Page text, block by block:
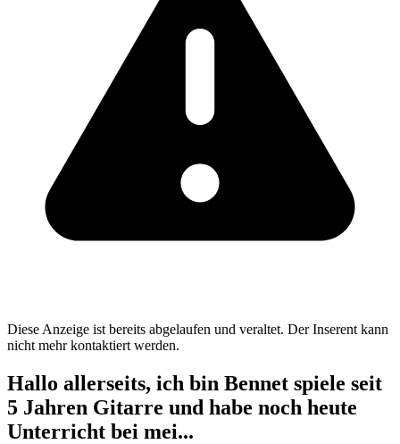
Diese Anzeige ist bereits abgelaufen und veraltet. Der Inserent kann
nicht mehr kontaktiert werden.
Hallo allerseits, ich bin Bennet spiele seit
5 Jahren Gitarre und habe noch heute
Unterricht bei mei...